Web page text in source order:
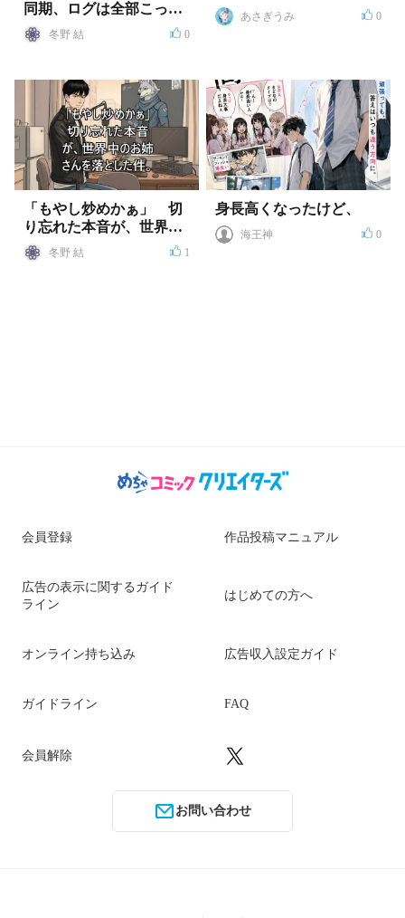
同期、ログは全部こっち
で抑えてます
冬野 結 0
あさぎうみ 0
「もやし炒めかぁ」 切
り忘れた本音が、世界中
のお姉さんを落とした件
冬野 結 1
身長高くなったけど、
海王神 0
会員登録 作品投稿マニュアル
広告の表示に関するガイド
ライン
はじめての方へ
オンライン持ち込み 広告収入設定ガイド
ガイドライン FAQ
会員解除
お問い合わせ